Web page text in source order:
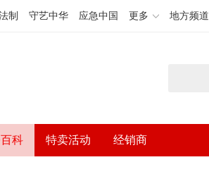
制 守艺中华 应急中国 更多 地方频道
科 特卖活动 经销商